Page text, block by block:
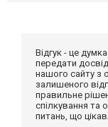
Відгук - це
передати
нашого сайту з
залишеного
правильне
спілкування та
питань, що